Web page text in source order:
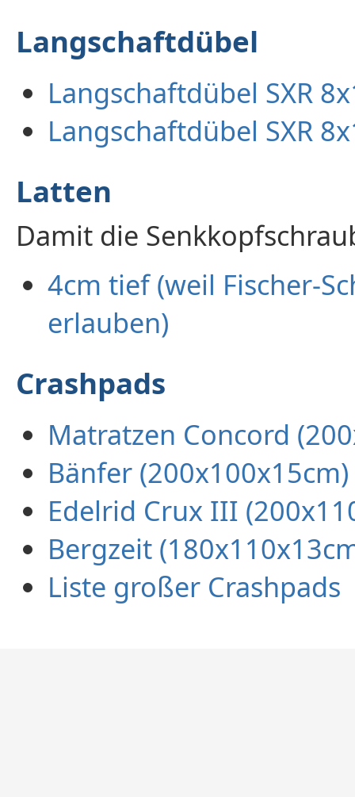
Langschaftdübel
Langschaftdübel SXR
Langschaftdübel SXR
Latten
Damit die
4cm tief (weil Fischer-
erlauben)
Crashpads
Matratzen Concord
Bänfer (200x100x15cm)
Edelrid Crux III
Bergzeit
Liste großer Crashpads